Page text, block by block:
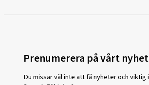
Prenumerera på vårt
Du missar väl inte att få nyheter och viktig